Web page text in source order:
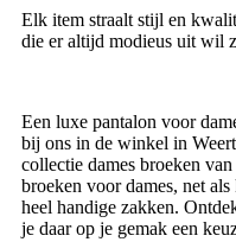
Elk item straalt stijl en
die er altijd modieus uit wil
Een luxe pantalon voor
bij ons in de winkel in
collectie dames broeken
broeken voor dames, net
heel handige zakken.
je daar op je gemak een